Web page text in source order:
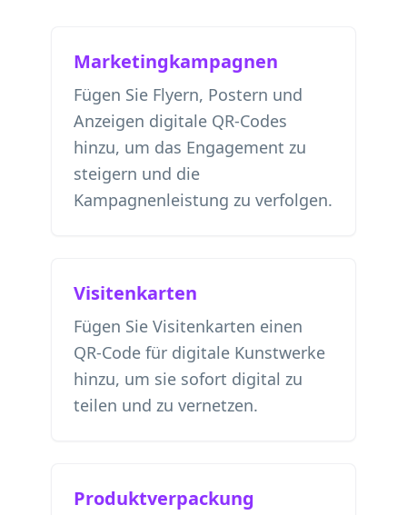
Marketingkampagnen
Fügen Sie Flyern, Postern und
Anzeigen digitale QR-Codes
hinzu, um das Engagement zu
steigern und die
Kampagnenleistung zu verfolgen.
Visitenkarten
Fügen Sie Visitenkarten einen
QR-Code für digitale Kunstwerke
hinzu, um sie sofort digital zu
teilen und zu vernetzen.
Produktverpackung